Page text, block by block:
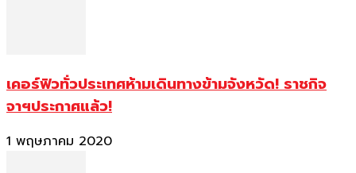
เคอร์ฟิวทั่วประเทศห้ามเดินทางข้ามจังหวัด! ราชกิจ
จาฯประกาศแล้ว!
1 พฤษภาคม 2020